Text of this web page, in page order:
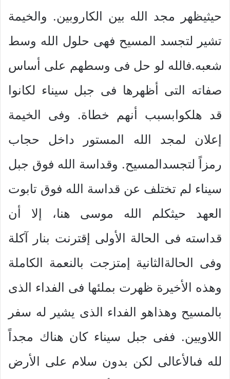
حيثيظهر مجد الله بين الكاروبين. والخيمة
تشير لتجسد المسيح فهى حلول الله وسط
شعبه.فالله لو حل فى وسطهم على أساس
صفاته التى أظهرها فى جبل سيناء لكانوا
قد هلكوابسبب أنهم خطاة. وفى الخيمة
إعلان لمجد الله المستور داخل حجاب
رمزاً لتجسدالمسيح. وقداسة الله فوق جبل
سيناء لم تختلف عن قداسة الله فوق تابوت
العهد حيثكلم الله موسى هنا، إلا أن
قداسته فى الحالة الأولى إقترنت بنار آكلة
وفى الحالةالثانية إمتزجت بالنعمة الكاملة
وهذه الأخيرة ظهرت بملئها فى الفداء الذى
بالمسيح وهذاهو الفداء الذى يشير له سفر
اللاويين. ففى جبل سيناء كان هناك مجداً
لله فىالأعالى لكن بدون سلام على الأرض